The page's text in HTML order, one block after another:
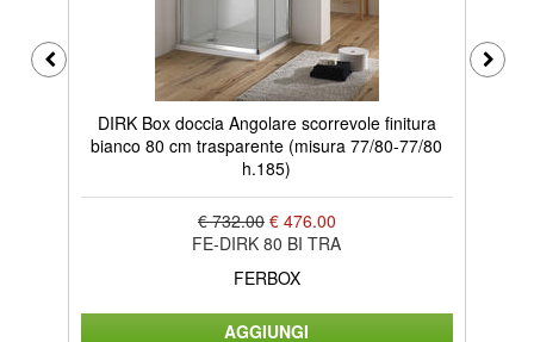
DIRK Box doccia Angolare scorrevole finitura
bianco 80 cm trasparente (misura 77/80-77/80
h.185)
€ 732.00 € 476.00
FE-DIRK 80 BI TRA
FERBOX